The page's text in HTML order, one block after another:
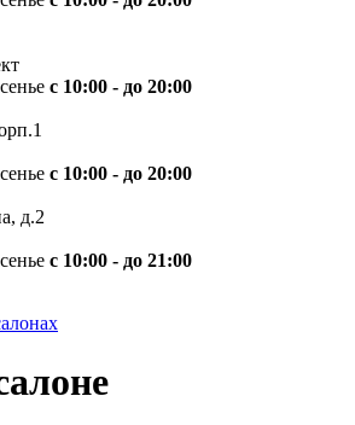
с 10:00 - до 20:00
с 10:00 - до 20:00
д.2
с 10:00 - до 21:00